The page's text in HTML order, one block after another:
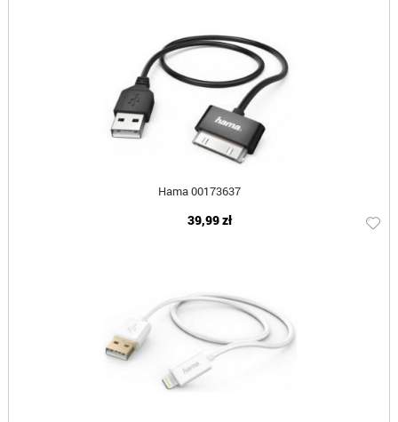
Hama 00173637
39,99 zł